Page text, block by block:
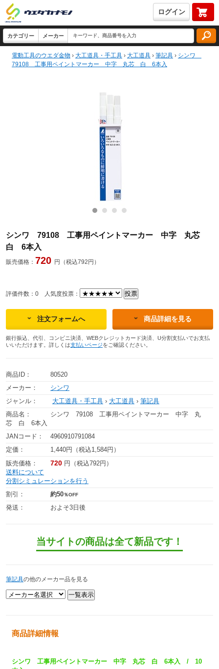
ログイン
電動工具のウエダ金物 › 大工道具・手工具 › 大工道具 › 筆記具 › シンワ
79108 工事用ペイントマーカー 中字 丸芯 白 6本入
シンワ 79108 工事用ペイントマーカー 中字 丸芯
白 6本入
販売価格： 720 円（税込792円）
評価件数：0 人気度投票：
注文フォームへ 商品詳細を見る
銀行振込、代引、コンビニ決済、WEBクレジットカード決済、U分割支払いでお支払
いいただけます。詳しくは支払いページをご確認ください。
商品ID：
80520
メーカー：
シンワ
ジャンル：
大工道具・手工具 › 大工道具 › 筆記具
商品名：
シンワ 79108 工事用ペイントマーカー 中字 丸
芯 白 6本入
JANコード：
4960910791084
定価：
1,440円（税込1,584円）
販売価格：
720 円（税込792円）
送料について
分割シミュレーションを行う
割引：
約50％OFF
発送： およそ3日後
当サイトの商品は全て新品です！
筆記具の他のメーカー品を見る
商品詳細情報
シンワ 工事用ペイントマーカー 中字 丸芯 白 6本入 / 10